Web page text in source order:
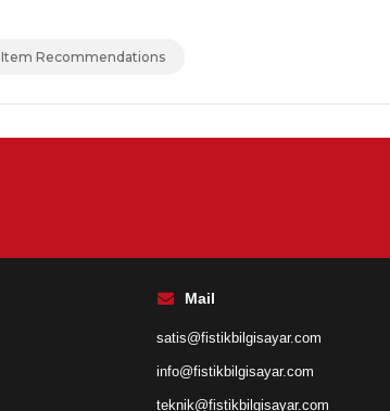
Item Recommendations
Mail
satis@fistikbilgisayar.com
info@fistikbilgisayar.com
teknik@fistikbilgisayar.com